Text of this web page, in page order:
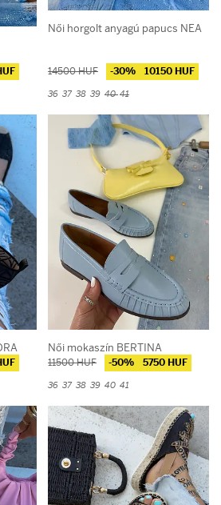
Női horgolt anyagú papucs NEA
14500 HUF -30% 10150 HUF
36 37 38 39 4041
Női mokaszín BERTINA
11500 HUF -50% 5750 HUF
36 37 38 39 40 41